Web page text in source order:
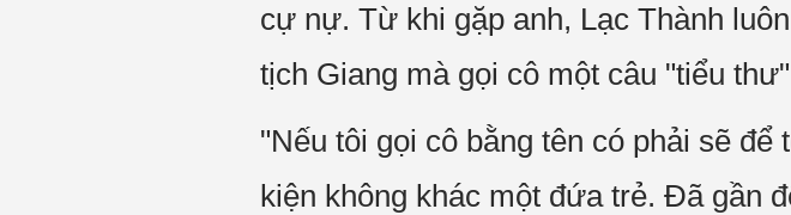
cự nự. Từ khi gặp anh, Lạc Thành
tịch Giang mà gọi cô một câu "tiểu
"Nếu tôi gọi cô bằng tên có phải sẽ
kiện không khác một đứa trẻ. Đã gần